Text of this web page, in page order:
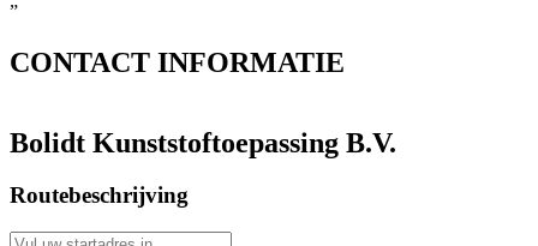
”
CONTACT INFORMATIE
Bolidt Kunststoftoepassing B.V.
Routebeschrijving